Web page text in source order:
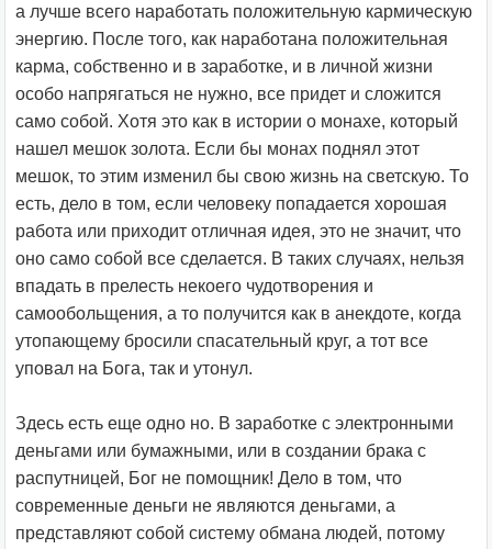
а лучше всего наработать положительную кармическую
энергию. После того, как наработана положительная
карма, собственно и в заработке, и в личной жизни
особо напрягаться не нужно, все придет и сложится
само собой. Хотя это как в истории о монахе, который
нашел мешок золота. Если бы монах поднял этот
мешок, то этим изменил бы свою жизнь на светскую. То
есть, дело в том, если человеку попадается хорошая
работа или приходит отличная идея, это не значит, что
оно само собой все сделается. В таких случаях, нельзя
впадать в прелесть некоего чудотворения и
самообольщения, а то получится как в анекдоте, когда
утопающему бросили спасательный круг, а тот все
уповал на Бога, так и утонул.
Здесь есть еще одно но. В заработке с электронными
деньгами или бумажными, или в создании брака с
распутницей, Бог не помощник! Дело в том, что
современные деньги не являются деньгами, а
представляют собой систему обмана людей, потому